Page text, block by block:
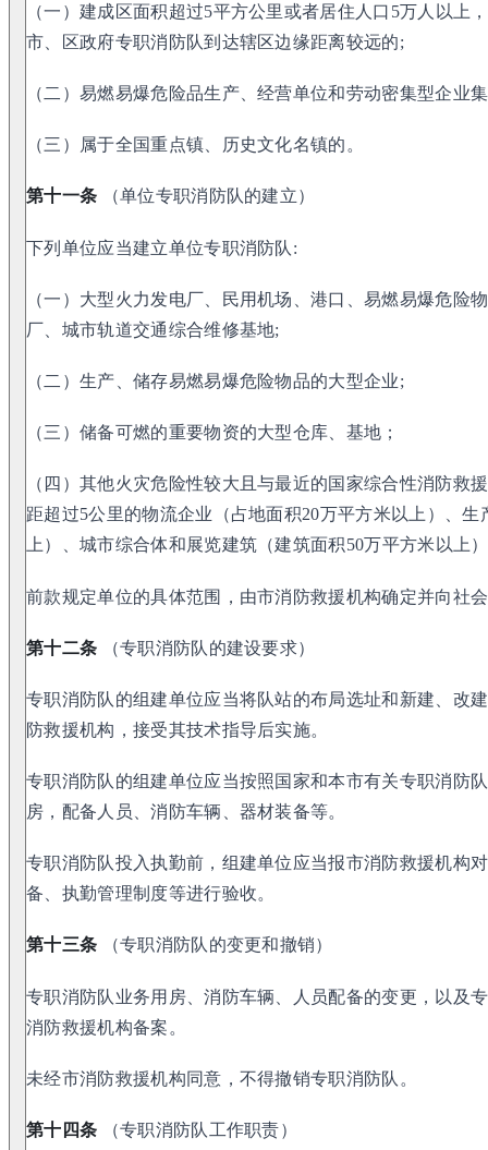
（一）建成区面积超过5平方公里或者居住人口5万人以上
市、区政府专职消防队到达辖区边缘距离较远的;
（二）易燃易爆危险品生产、经营单位和劳动密集型企业
（三）属于全国重点镇、历史文化名镇的。
第十一条 （单位专职消防队的建立）
下列单位应当建立单位专职消防队:
（一）大型火力发电厂、民用机场、港口、易燃易爆危险
厂、城市轨道交通综合维修基地;
（二）生产、储存易燃易爆危险物品的大型企业;
（三）储备可燃的重要物资的大型仓库、基地；
（四）其他火灾危险性较大且与最近的国家综合性消防救
距超过5公里的物流企业（占地面积20万平方米以上）、
上）、城市综合体和展览建筑（建筑面积50万平方米以上
前款规定单位的具体范围，由市消防救援机构确定并向社
第十二条 （专职消防队的建设要求）
专职消防队的组建单位应当将队站的布局选址和新建、改
防救援机构，接受其技术指导后实施。
专职消防队的组建单位应当按照国家和本市有关专职消防
房，配备人员、消防车辆、器材装备等。
专职消防队投入执勤前，组建单位应当报市消防救援机构
备、执勤管理制度等进行验收。
第十三条 （专职消防队的变更和撤销）
专职消防队业务用房、消防车辆、人员配备的变更，以及
消防救援机构备案。
未经市消防救援机构同意，不得撤销专职消防队。
第十四条 （专职消防队工作职责）